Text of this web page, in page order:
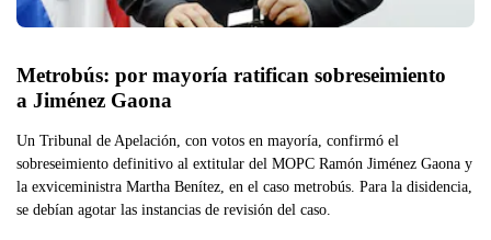
Metrobús: por mayoría ratifican sobreseimiento
Un Tribunal de Apelación, con votos en mayoría, confirmó el
sobreseimiento definitivo al extitular del MOPC Ramón Jiménez Gaona y
la exviceministra Martha Benítez, en el caso metrobús. Para la disidencia,
se debían agotar las instancias de revisión del caso.